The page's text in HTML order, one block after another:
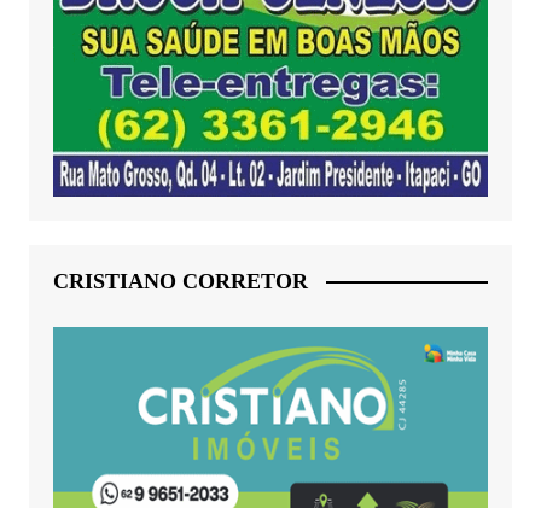
CRISTIANO CORRETOR